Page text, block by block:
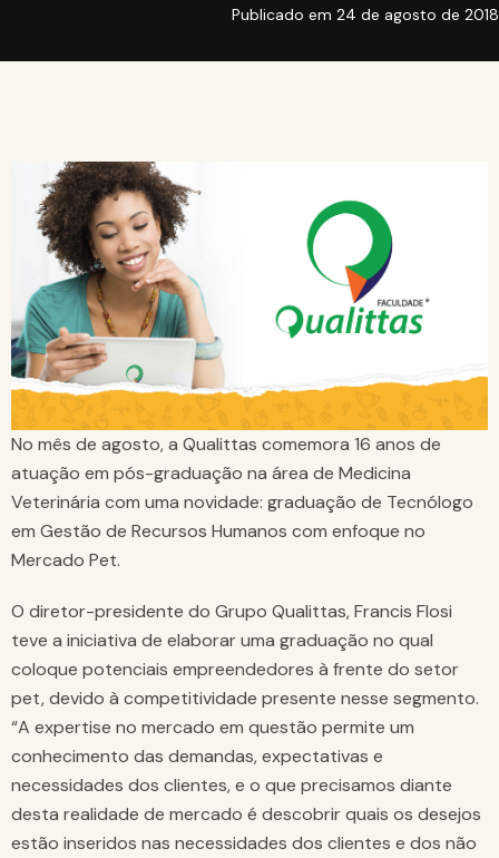
Publicado em 24 de agosto de 2018
No mês de agosto, a Qualittas comemora 16 anos de
atuação em pós-graduação na área de Medicina
Veterinária com uma novidade: graduação de Tecnólogo
em Gestão de Recursos Humanos com enfoque no
Mercado Pet.
O diretor-presidente do Grupo Qualittas, Francis Flosi
teve a iniciativa de elaborar uma graduação no qual
coloque potenciais empreendedores à frente do setor
pet, devido à competitividade presente nesse segmento.
“A expertise no mercado em questão permite um
conhecimento das demandas, expectativas e
necessidades dos clientes, e o que precisamos diante
desta realidade de mercado é descobrir quais os desejos
estão inseridos nas necessidades dos clientes e dos não